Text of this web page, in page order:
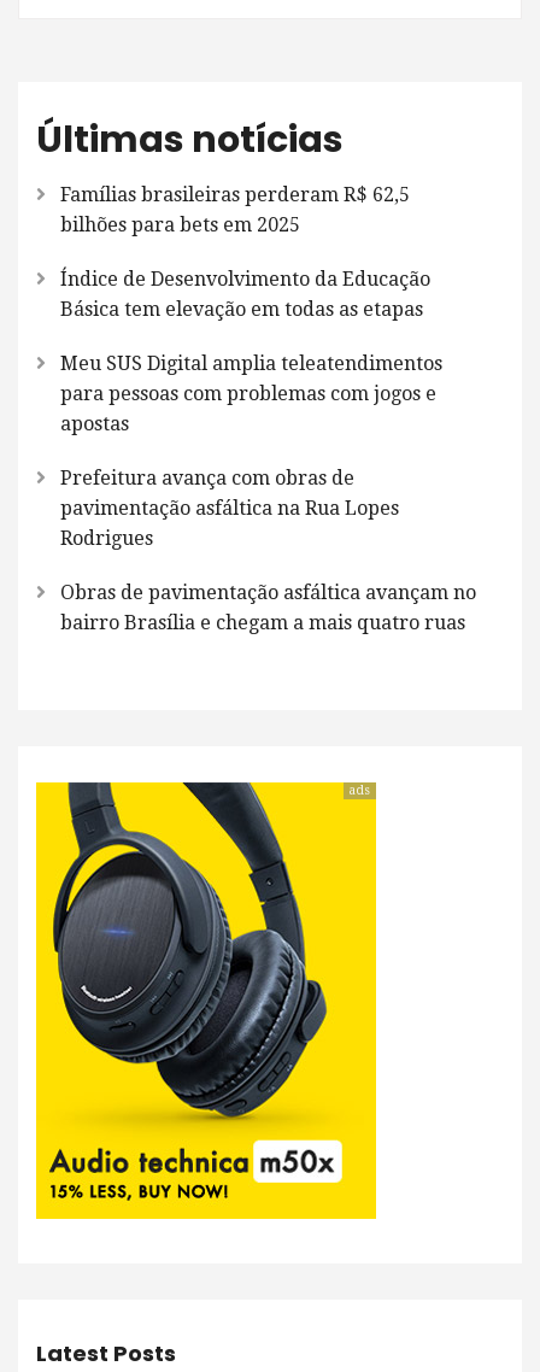
Últimas notícias
Famílias brasileiras perderam R$ 62,5
bilhões para bets em 2025
Índice de Desenvolvimento da Educação
Básica tem elevação em todas as etapas
Meu SUS Digital amplia teleatendimentos
para pessoas com problemas com jogos e
apostas
Prefeitura avança com obras de
pavimentação asfáltica na Rua Lopes
Rodrigues
Obras de pavimentação asfáltica avançam no
bairro Brasília e chegam a mais quatro ruas
ads
Latest Posts